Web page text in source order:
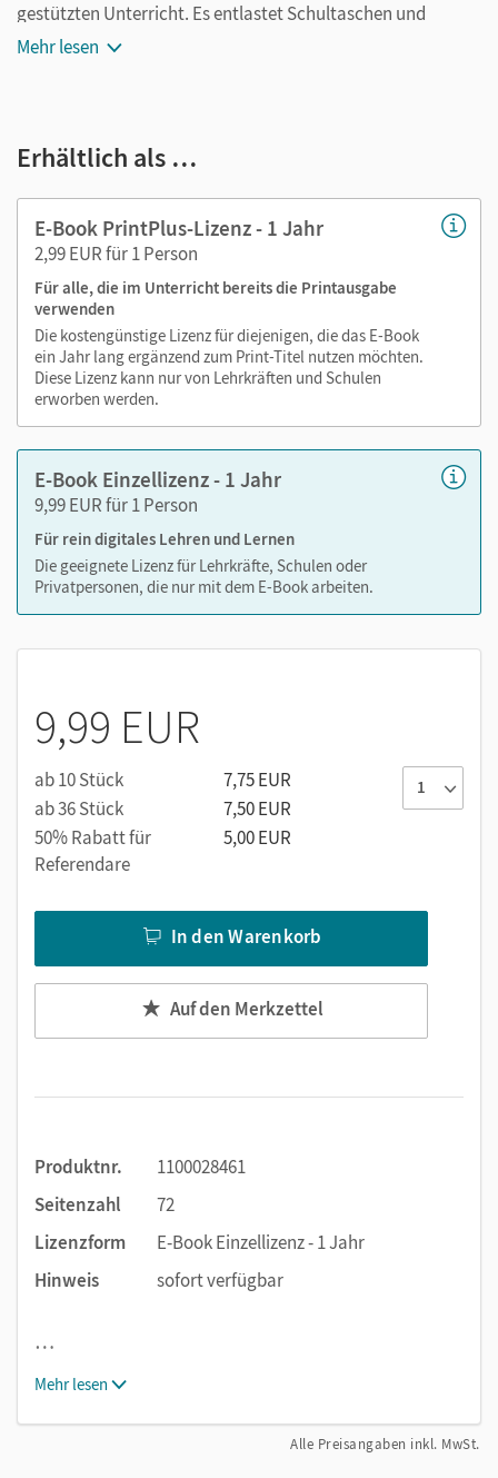
gestützten Unterricht. Es entlastet Schultaschen und
Rucksäcke und ist jederzeit unkompliziert verfügbar.
Notizen erstellen
Markierungen setzen
Text ergänzen
Lesezeichen hinzufügen
im Text suchen
zoomen
Die Medien sind wichtige Bestandteile dieses E-Books. Sie
sind seitengenau platziert, damit Sie und Ihre Schüler/-innen
jederzeit unkompliziert darauf zugreifen können. So
gestalten Sie das Lehren und Lernen zeitsparend und
abwechslungsreich. Kein Medienwechsel! Kein
zeitaufwendiges Suchen!
Medien in diesem E-Book:
Erklärfilme, Hörtexte, Lieder und vieles mehr aus der
Mehr lesen
Erhältlich als …
E-Book PrintPlus-Lizenz - 1 Jahr
2,99 EUR für 1 Person
Für alle, die im Unterricht bereits die Printausgabe
verwenden
Die kostengünstige Lizenz für diejenigen, die das E-Book
ein Jahr lang ergänzend zum Print-Titel nutzen möchten.
Diese Lizenz kann nur von Lehrkräften und Schulen
erworben werden.
E-Book Einzellizenz - 1 Jahr
9,99 EUR für 1 Person
Für rein digitales Lehren und Lernen
Die geeignete Lizenz für Lehrkräfte, Schulen oder
Privatpersonen, die nur mit dem E-Book arbeiten.
9,99 EUR
ab 10 Stück
7,75 EUR
ab 36 Stück
7,50 EUR
50% Rabatt für
Referendare
5,00 EUR
In den Warenkorb
Auf den Merkzettel
Produktnr.
1100028461
Seitenzahl
72
Lizenzform
E-Book Einzellizenz - 1 Jahr
Hinweis
sofort verfügbar
…
Mehr lesen
Alle Preisangaben inkl. MwSt.